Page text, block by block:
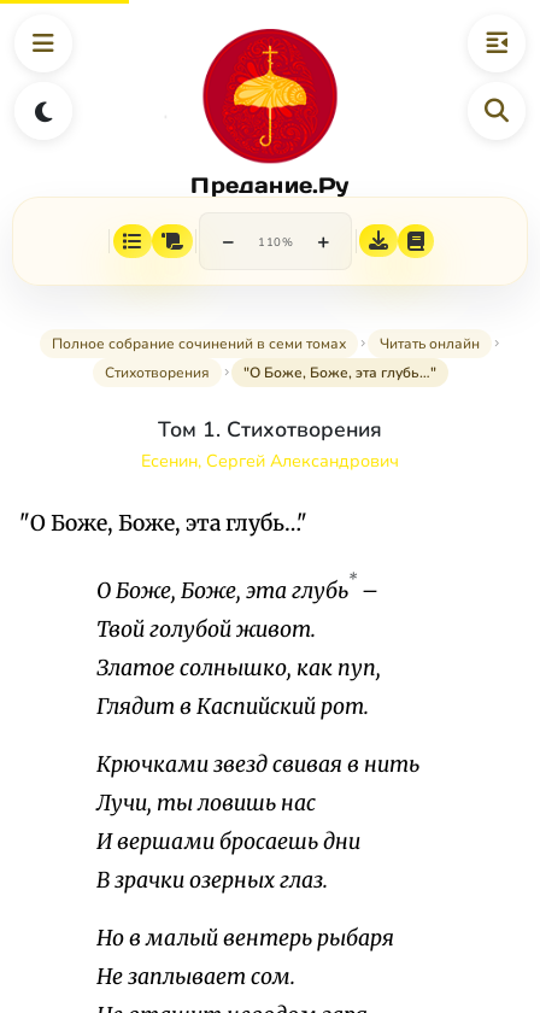
Предание.Ру
− 110% +
Полное собрание сочинений в семи томах
Читать онлайн
Стихотворения
"О Боже, Боже, эта глубь…"
Том 1. Стихотворения
Есенин, Сергей Александрович
"О Боже, Боже, эта глубь…"
О Боже, Боже, эта глубь* –
Твой голубой живот.
Златое солнышко, как пуп,
Глядит в Каспийский рот.
Крючками звезд свивая в нить
Лучи, ты ловишь нас
И вершами бросаешь дни
В зрачки озерных глаз.
Но в малый вентерь рыбаря
Не заплывает сом.